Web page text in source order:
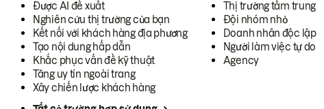
Được AI đề xuất
Nghiên cứu thị trường của bạn
Kết nối với khách hàng địa phương
Tạo nội dung hấp dẫn
Khắc phục vấn đề kỹ thuật
Tăng uy tín ngoài trang
Xây chiến lược khách hàng
Thị trường tầm trung
Đội nhóm nhỏ
Doanh nhân độc lập
Người làm việc tự do
Agency